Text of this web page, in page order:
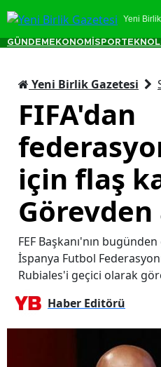
Yeni
GÜNDEM EKONOMİ SPOR
Yeni Birlik Gazetesi
FIFA'dan
için flaş
Görevden
FEF Başkanı'nın
İspanya Futbol
Rubiales'i geçici olarak
Haber Editörü